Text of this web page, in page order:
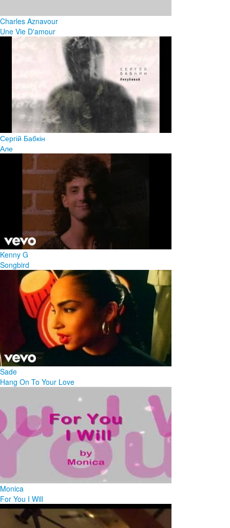
Charles Aznavour
Une Vie D'amour
Сергій Бабкін
Але
Kenny G
Songbird
Sade
Hang On To Your Love
Monica
For You I Will